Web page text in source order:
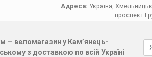
Адреса: Україна
проспект
— веломагазин у Кам’янець-
з доставкою по всій Україні